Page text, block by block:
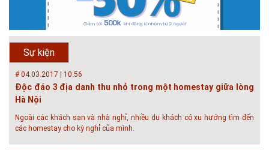
Sự kiện
Chí Minh
Hội thảo “Sàn bê tông chất lượng cao – công nghệ mới nhất tại Châu Âu
& Mỹ và các vấn đề áp dụng tại Việt Nam” được tổ chức bởi HOUSELINK
sẽ diễn ra vào 14h00 ngày 26/06/2018 tại Khách sạn Pan Pacific, Hà Nội
và ngày 28/...
# 04.03.2017 | 10:56
Độc đáo 3 địa danh thu nhỏ trong một homestay giữa lòng
Hà Nội
Ngoài các khách sạn và nhà nghỉ, nhiều du khách có xu hướng tìm đến
các homestay cho kỳ nghỉ của mình.
# 05.04.2025 | 17:16